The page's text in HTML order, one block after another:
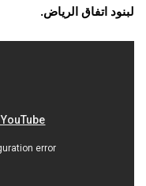
لبنود اتفاق الرياض.